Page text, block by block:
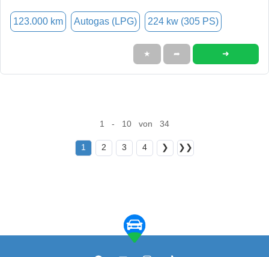
123.000 km Autogas (LPG) 224 kw (305 PS)
★ ➦ ➜
1 - 10 von 34
1 2 3 4 ❯ ❯❯